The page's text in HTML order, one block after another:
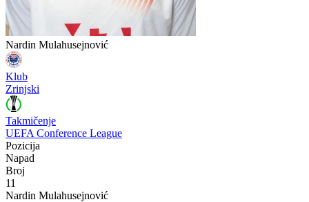
Nardin Mulahusejnović
Klub
Zrinjski
Takmičenje
UEFA Conference League
Pozicija
Napad
Broj
11
Nardin Mulahusejnović